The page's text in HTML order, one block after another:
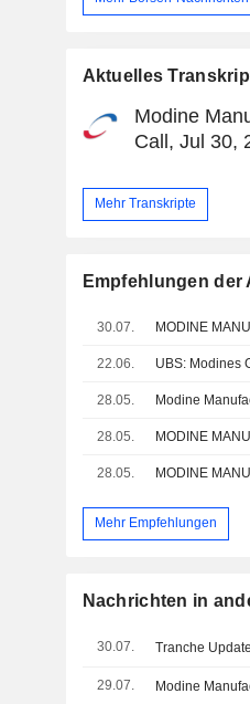
Aktuelles
Modine
Call, Jul 30,
Mehr Transkripte
Empfehlungen
30.07. MODINE
22.06.
28.05.
28.05. MODINE
28.05. MODINE
Mehr Empfehlungen
Nachrichten in
30.07.
29.07. Modine